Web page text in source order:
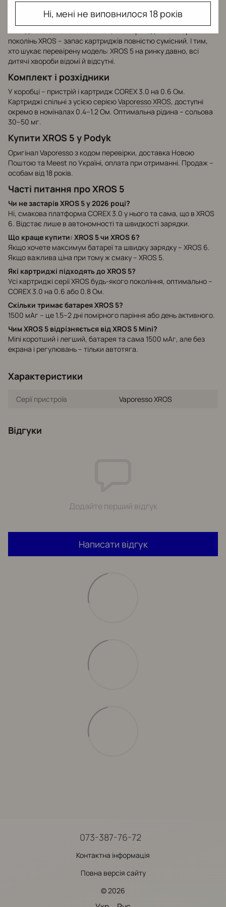
Ні, мені не виповнилося 18 років
Кому XROS 5 підійде найкраще
Тим, хто заряджає подік вдома щовечора і не потребує
поколінь XROS – запас картриджів повністю сумісний. І тим,
хто шукає перевірену модель: XROS 5 на ринку давно, всі
дитячі хвороби відомі й відсутні.
Комплект і розхідники
У коробці – пристрій і картридж COREX 3.0 на 0.6 Ом.
Картриджі спільні з усією серієюVaporesso XROS, доступні
окремо в номіналах 0.4–1.2 Ом. Оптимальна рідина – сольова
30–50 мг.
Купити XROS 5 у Podyk
Оригінал Vaporesso з кодом перевірки, доставка Новою
Поштою та Meest по Україні, оплата при отриманні. Продаж –
особам від 18 років.
Часті питання про XROS 5
Чи не застарів XROS 5 у 2026 році?
Ні, смакова платформа COREX 3.0 у нього та сама, що в XROS
6. Відстає лише в автономності та швидкості зарядки.
Що краще купити: XROS 5 чи XROS 6?
Якщо хочете максимум батареї та швидку зарядку – XROS 6.
Якщо важлива ціна при тому ж смаку – XROS 5.
Які картриджі підходять до XROS 5?
Усі картриджі серії XROS будь-якого покоління, оптимально –
COREX 3.0 на 0.6 або 0.8 Ом.
Скільки тримає батарея XROS 5?
1500 мАг – це 1.5–2 дні помірного паріння або день активного.
Чим XROS 5 відрізняється від XROS 5 Mini?
Mini коротший і легший, батарея та сама 1500 мАг, але без
екрана і регулювань – тільки автотяга.
Характеристики
Серії пристроїв Vaporesso XROS
Відгуки
Додайте перший відгук
Написати відгук
073-387-76-72
Контактна інформація
Повна версія сайту
© 2026